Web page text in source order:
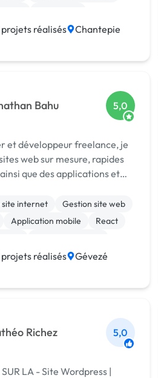
projets réalisés Chantepie
Bahu 5,0
et développeur freelance, je
web sur mesure, rapides
que des applications et
internet
Gestion site web
Application mobile
React
refonte de site
SaaS
projets réalisés Gévezé
Richez 5,0
Wordpress |